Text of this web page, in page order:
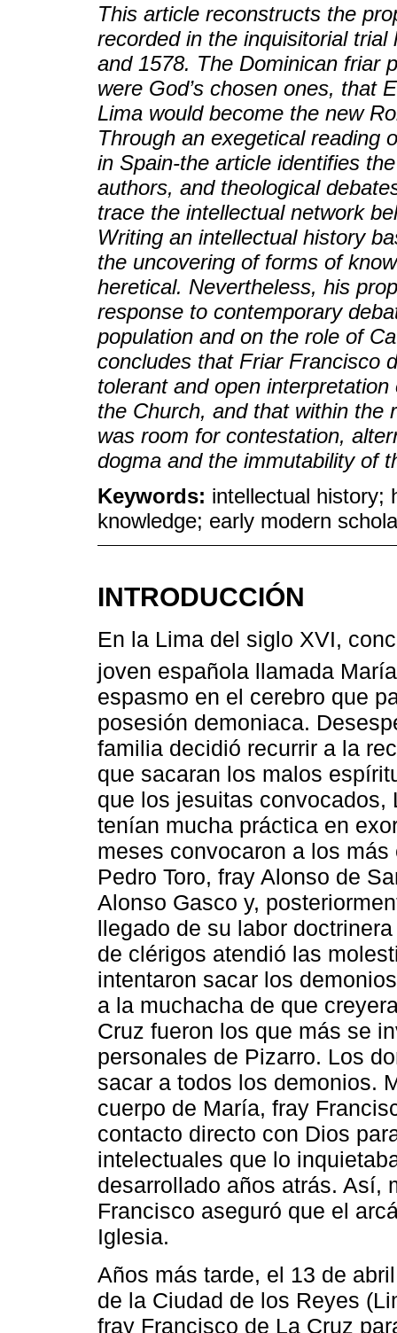
This article reconstructs the
recorded in the inquisitorial
and 1578. The Dominican friar
were God’s chosen ones, that
Lima would become the new
Through an exegetical reading
in Spain-the article identifies
authors, and theological
trace the intellectual network
Writing an intellectual history
the uncovering of forms of
heretical. Nevertheless, his
response to contemporary
population and on the role of
concludes that Friar Francisco
tolerant and open
the Church, and that within the
was room for contestation,
dogma and the immutability of
Keywords: intellectual history;
knowledge; early modern
INTRODUCCIÓN
En la Lima del siglo XVI,
joven española llamada
espasmo en el cerebro que
posesión demoniaca.
familia decidió recurrir a la
que sacaran los malos
que los jesuitas
tenían mucha práctica en
meses convocaron a los
Pedro Toro, fray Alonso de
Alonso Gasco y,
llegado de su labor
de clérigos atendió las
intentaron sacar los
a la muchacha de que
Cruz fueron los que más se
personales de Pizarro. Los
sacar a todos los demonios.
cuerpo de María, fray
contacto directo con Dios
intelectuales que lo
desarrollado años atrás. Así,
Francisco aseguró que el
Iglesia.
Años más tarde, el 13 de
de la Ciudad de los Reyes
fray Francisco de La Cruz